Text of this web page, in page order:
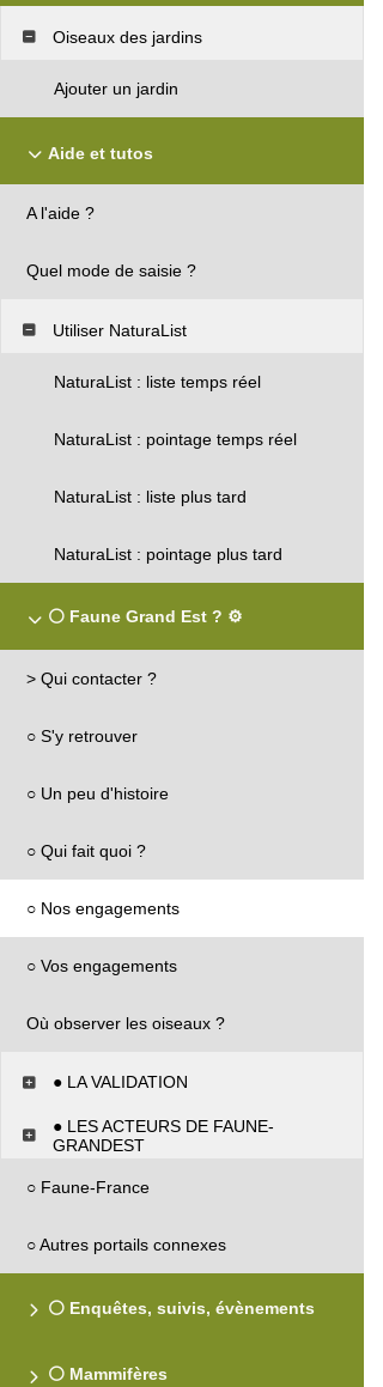
Oiseaux des jardins
Ajouter un jardin
Aide et tutos
A l'aide ?
Quel mode de saisie ?
Utiliser NaturaList
NaturaList : liste temps réel
NaturaList : pointage temps réel
NaturaList : liste plus tard
NaturaList : pointage plus tard
⚪ Faune Grand Est ? ⚙️
> Qui contacter ?
○ S'y retrouver
○ Un peu d'histoire
○ Qui fait quoi ?
○ Nos engagements
○ Vos engagements
Où observer les oiseaux ?
● LA VALIDATION
● LES ACTEURS DE FAUNE-
GRANDEST
○ Faune-France
○ Autres portails connexes
⚪ Enquêtes, suivis, évènements
⚪ Mammifères